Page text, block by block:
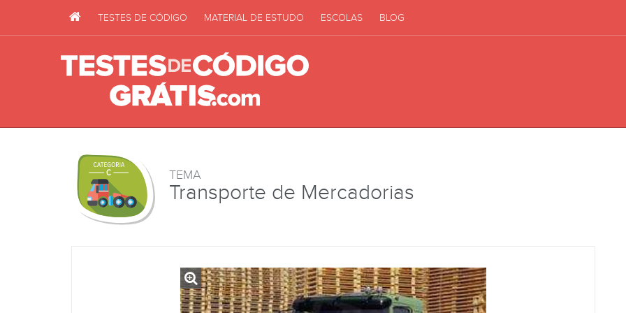
TESTES DE CÓDIGO MATERIAL DE ESTUDO ESCOLAS BLOG
TEMA
Transporte de Mercadorias